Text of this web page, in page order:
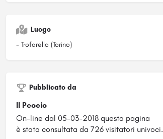
Luogo
- Trofarello (Torino)
Pubblicato da
Il Peocio
On-line dal 05-03-2018 questa pagina
è stata consultata da 726 visitatori univoci.